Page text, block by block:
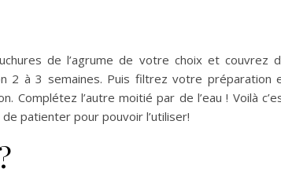
de l’agrume de votre choix et couvrez
2 à 3 semaines. Puis filtrez votre préparation
l’autre moitié par de l’eau ! Voilà
patienter pour pouvoir l’utiliser!